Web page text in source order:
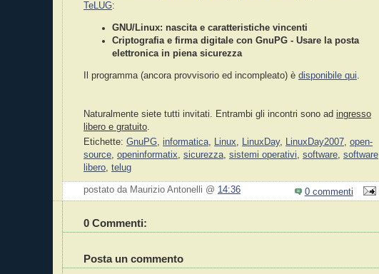
TeLUG:
GNU/Linux: nascita e caratteristiche vincenti
Criptografia e firma digitale con GnuPG - Usare la posta
elettronica in piena sicurezza
Il programma (ancora provvisorio ed incompleato) è disponibile qui
Naturalmente siete tutti invitati. Entrambi gli incontri sono ad ingresso
libero e gratuito
Etichette: GnuPG, informatica, Linux, LinuxDay, LinuxDay2007, open-
source, openinformatix, sicurezza, sistemi operativi, software, software
libero, telug
postato da Maurizio Antonelli @ 14:36 0 commenti
0 Commenti:
Posta un commento